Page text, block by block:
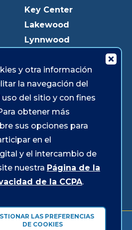
Key Center
Lakewood
Lynnwood
Olympia
Pacific Ave
Parkland
Puyallup
Redmond
Shoreline
Southcenter
Westgate
Accesibilidad
y otra información
la navegación del
uso del sitio y con fines
obtener más
sus opciones para
en el
y el intercambio de
nuestra Página de la
de la CCPA.
LAS PREFERENCIAS
DE COOKIES